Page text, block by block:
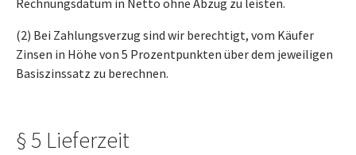
Rechnungsdatum in Netto ohne Abzug zu leisten.
(2) Bei Zahlungsverzug sind wir berechtigt, vom Käufer
Zinsen in Höhe von 5 Prozentpunkten über dem jeweiligen
Basiszinssatz zu berechnen.
§ 5 Lieferzeit